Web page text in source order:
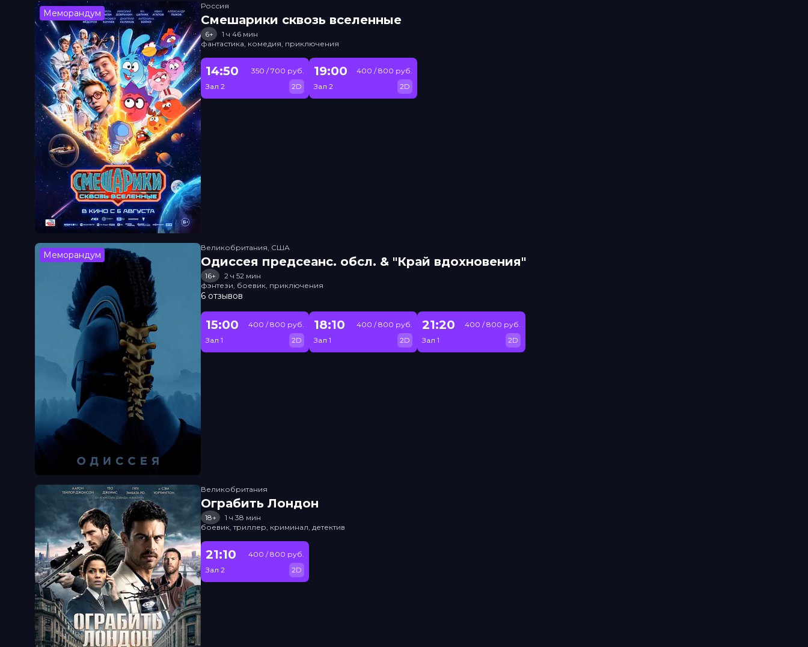
Меморандум
Россия
Смешарики сквозь вселенные
6+
1 ч 46 мин
фантастика, комедия, приключения
14:50
Зал 2
350 / 700 руб.
2D
19:00
Зал 2
400 / 800 руб.
2D
Меморандум
Великобритания, США
Одиссея прeдсeанc. обсл. & "Край вдохновения"
16+
2 ч 52 мин
фэнтези, боевик, приключения
6 отзывов
15:00
Зал 1
400 / 800 руб.
2D
18:10
Зал 1
400 / 800 руб.
2D
21:20
Зал 1
400 / 800 руб.
2D
Великобритания
Ограбить Лондон
18+
1 ч 38 мин
боевик, триллер, криминал, детектив
21:10
Зал 2
400 / 800 руб.
2D